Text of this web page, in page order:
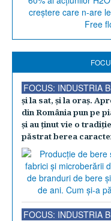
FOCUS: INDUSTRIA
şi la sat, şi la oraş.
din România pun pe
şi au ţinut vie o
păstrat berea
FOCUS: INDUSTRIA